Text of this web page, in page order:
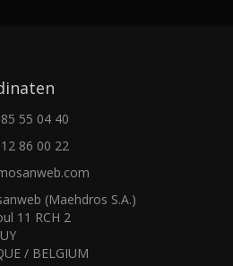
55 04 40
86 00 22
(Maehdros S.A.)
11 RCH 2
/ BELGIUM